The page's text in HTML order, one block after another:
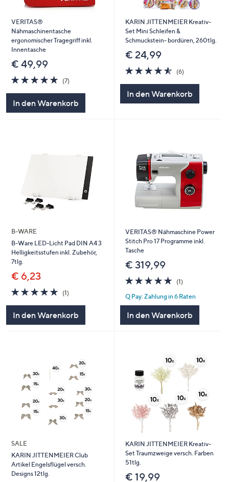
VERITAS®
Nähmaschinentasche
ergonomischer Tragegriff inkl.
Innentasche
€ 49,99
4.9
von
5
(7)
In den Warenkorb
KARIN JITTENMEIER Kreativ-
Set Mini Schleifen &
Schmuckstein- bordüren, 260tlg.
€ 24,99
4.5
von
(6)6
In den Warenkorb
B-WARE
B-Ware LED-Licht Pad DIN A4 3
Helligkeitsstufen inkl. Zubehör,
7tlg.
€ 6,23
5.0
von
5
(1)
In den Warenkorb
VERITAS® Nähmaschine Power
Stitch Pro 17 Programme inkl.
Tasche
€ 319,99
5.0
von
5
(1)
Q Pay: Zahlung in 6 Raten
In den Warenkorb
SALE
KARIN JITTENMEIER Club
Artikel Engelsflügel versch.
Designs 12tlg.
KARIN JITTENMEIER Kreativ-
Set Traumzweige versch. Farben
51tlg.
€ 19,99